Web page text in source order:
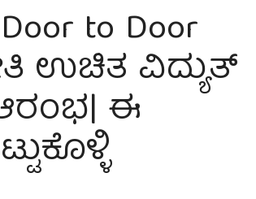
to Door
ಉಚಿತ ವಿದ್ಯುತ್
ಈ